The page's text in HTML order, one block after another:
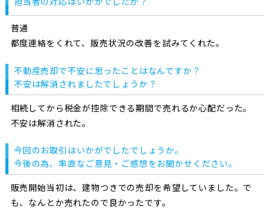
普通
都度連絡をくれて、販売状況の改善を試みてくれた。
不動産売却で不安に思ったことはなんですか？
不安は解消されましたでしょうか？
相続してから税金が控除できる期間で売れるか心配だった。
不安は解消された。
今回のお取引はいかがでしたでしょうか。
今後の為、率直なご意見・ご感想をお聞かせください。
販売開始当初は、建物つきでの売却を希望していました。で
も、なんとか売れたので良かったです。